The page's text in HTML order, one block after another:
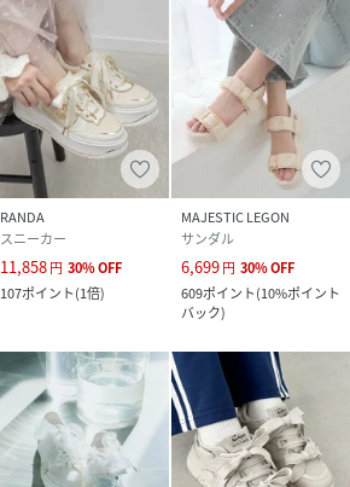
RANDA
スニーカー
11,858円 30%OFF
107ポイント(1倍)
MAJESTIC LEGON
サンダル
6,699円 30%OFF
609ポイント(10%ポイント
バック)